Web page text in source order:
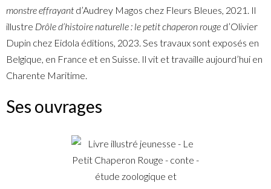
monstre effrayant d’Audrey Magos chez Fleurs Bleues, 2021. Il
illustre Drôle d’histoire naturelle : le petit chaperon rouge d’Olivier
Dupin chez Eidola éditions, 2023. Ses travaux sont exposés en
Belgique, en France et en Suisse. Il vit et travaille aujourd’hui en
Charente Maritime.
Ses ouvrages